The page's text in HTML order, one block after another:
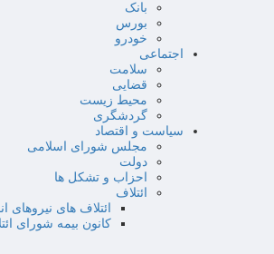
بانک
بورس
خودرو
اجتماعی
سلامت
قضایی
محیط زیست
گردشگری
سیاست و اقتصاد
مجلس شورای اسلامی
دولت
احزاب و تشکل ها
ائتلاف
ائتلاف های نیروهای
کانون بیمه شورای